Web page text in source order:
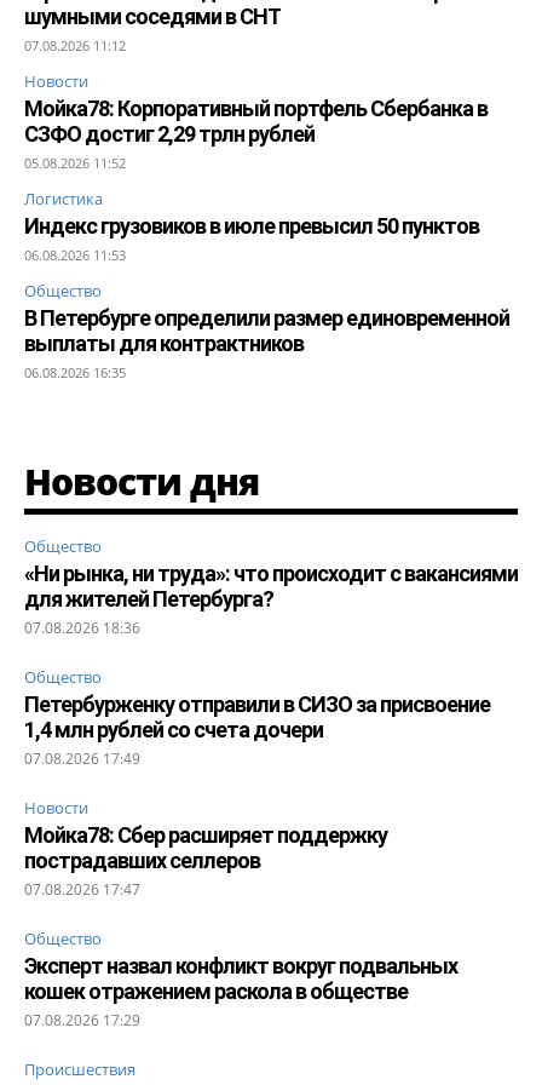
шумными соседями в СНТ
07.08.2026 11:12
Новости
Мойка78: Корпоративный портфель Сбербанка в
СЗФО достиг 2,29 трлн рублей
05.08.2026 11:52
Логистика
Индекс грузовиков в июле превысил 50 пунктов
06.08.2026 11:53
Общество
В Петербурге определили размер единовременной
выплаты для контрактников
06.08.2026 16:35
Новости дня
Общество
«Ни рынка, ни труда»: что происходит с вакансиями
для жителей Петербурга?
07.08.2026 18:36
Общество
Петербурженку отправили в СИЗО за присвоение
1,4 млн рублей со счета дочери
07.08.2026 17:49
Новости
Мойка78: Сбер расширяет поддержку
пострадавших селлеров
07.08.2026 17:47
Общество
Эксперт назвал конфликт вокруг подвальных
кошек отражением раскола в обществе
07.08.2026 17:29
Происшествия